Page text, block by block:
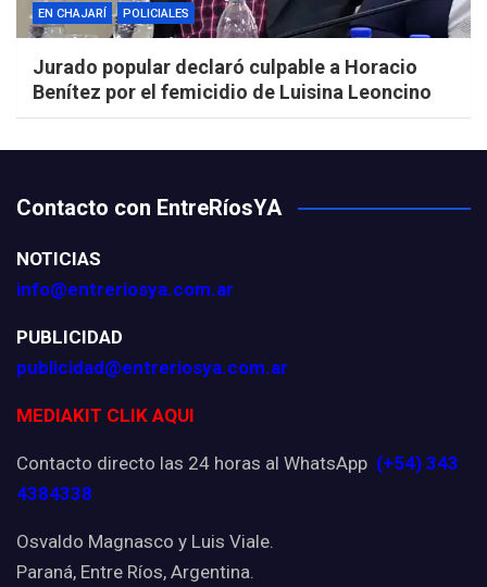
EN CHAJARÍ POLICIALES
Jurado popular declaró culpable a Horacio
Benítez por el femicidio de Luisina Leoncino
Contacto con EntreRíosYA
NOTICIAS
info@entreriosya.com.ar
PUBLICIDAD
publicidad@entreriosya.com.ar
MEDIAKIT CLIK AQUI
Contacto directo las 24 horas al WhatsApp (+54) 343
4384338
Osvaldo Magnasco y Luis Viale.
Paraná, Entre Ríos, Argentina.